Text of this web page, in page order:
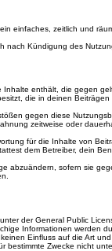
einfaches, zeitlich und
nach Kündigung des
Inhalte enthält, die gegen
die in deinen
gegen diese
zeitweise oder
für die Inhalte von
dem Betreiber, dein
abzuändern, sofern sie
der General Public
Informationen werden
Einfluss auf die Art
bestimmte Zwecke nicht